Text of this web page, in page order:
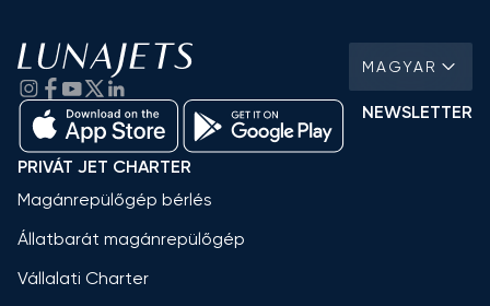
MAGYAR
NEWSLETTER
PRIVÁT JET CHARTER
Magánrepülőgép bérlés
Állatbarát magánrepülőgép
Vállalati Charter